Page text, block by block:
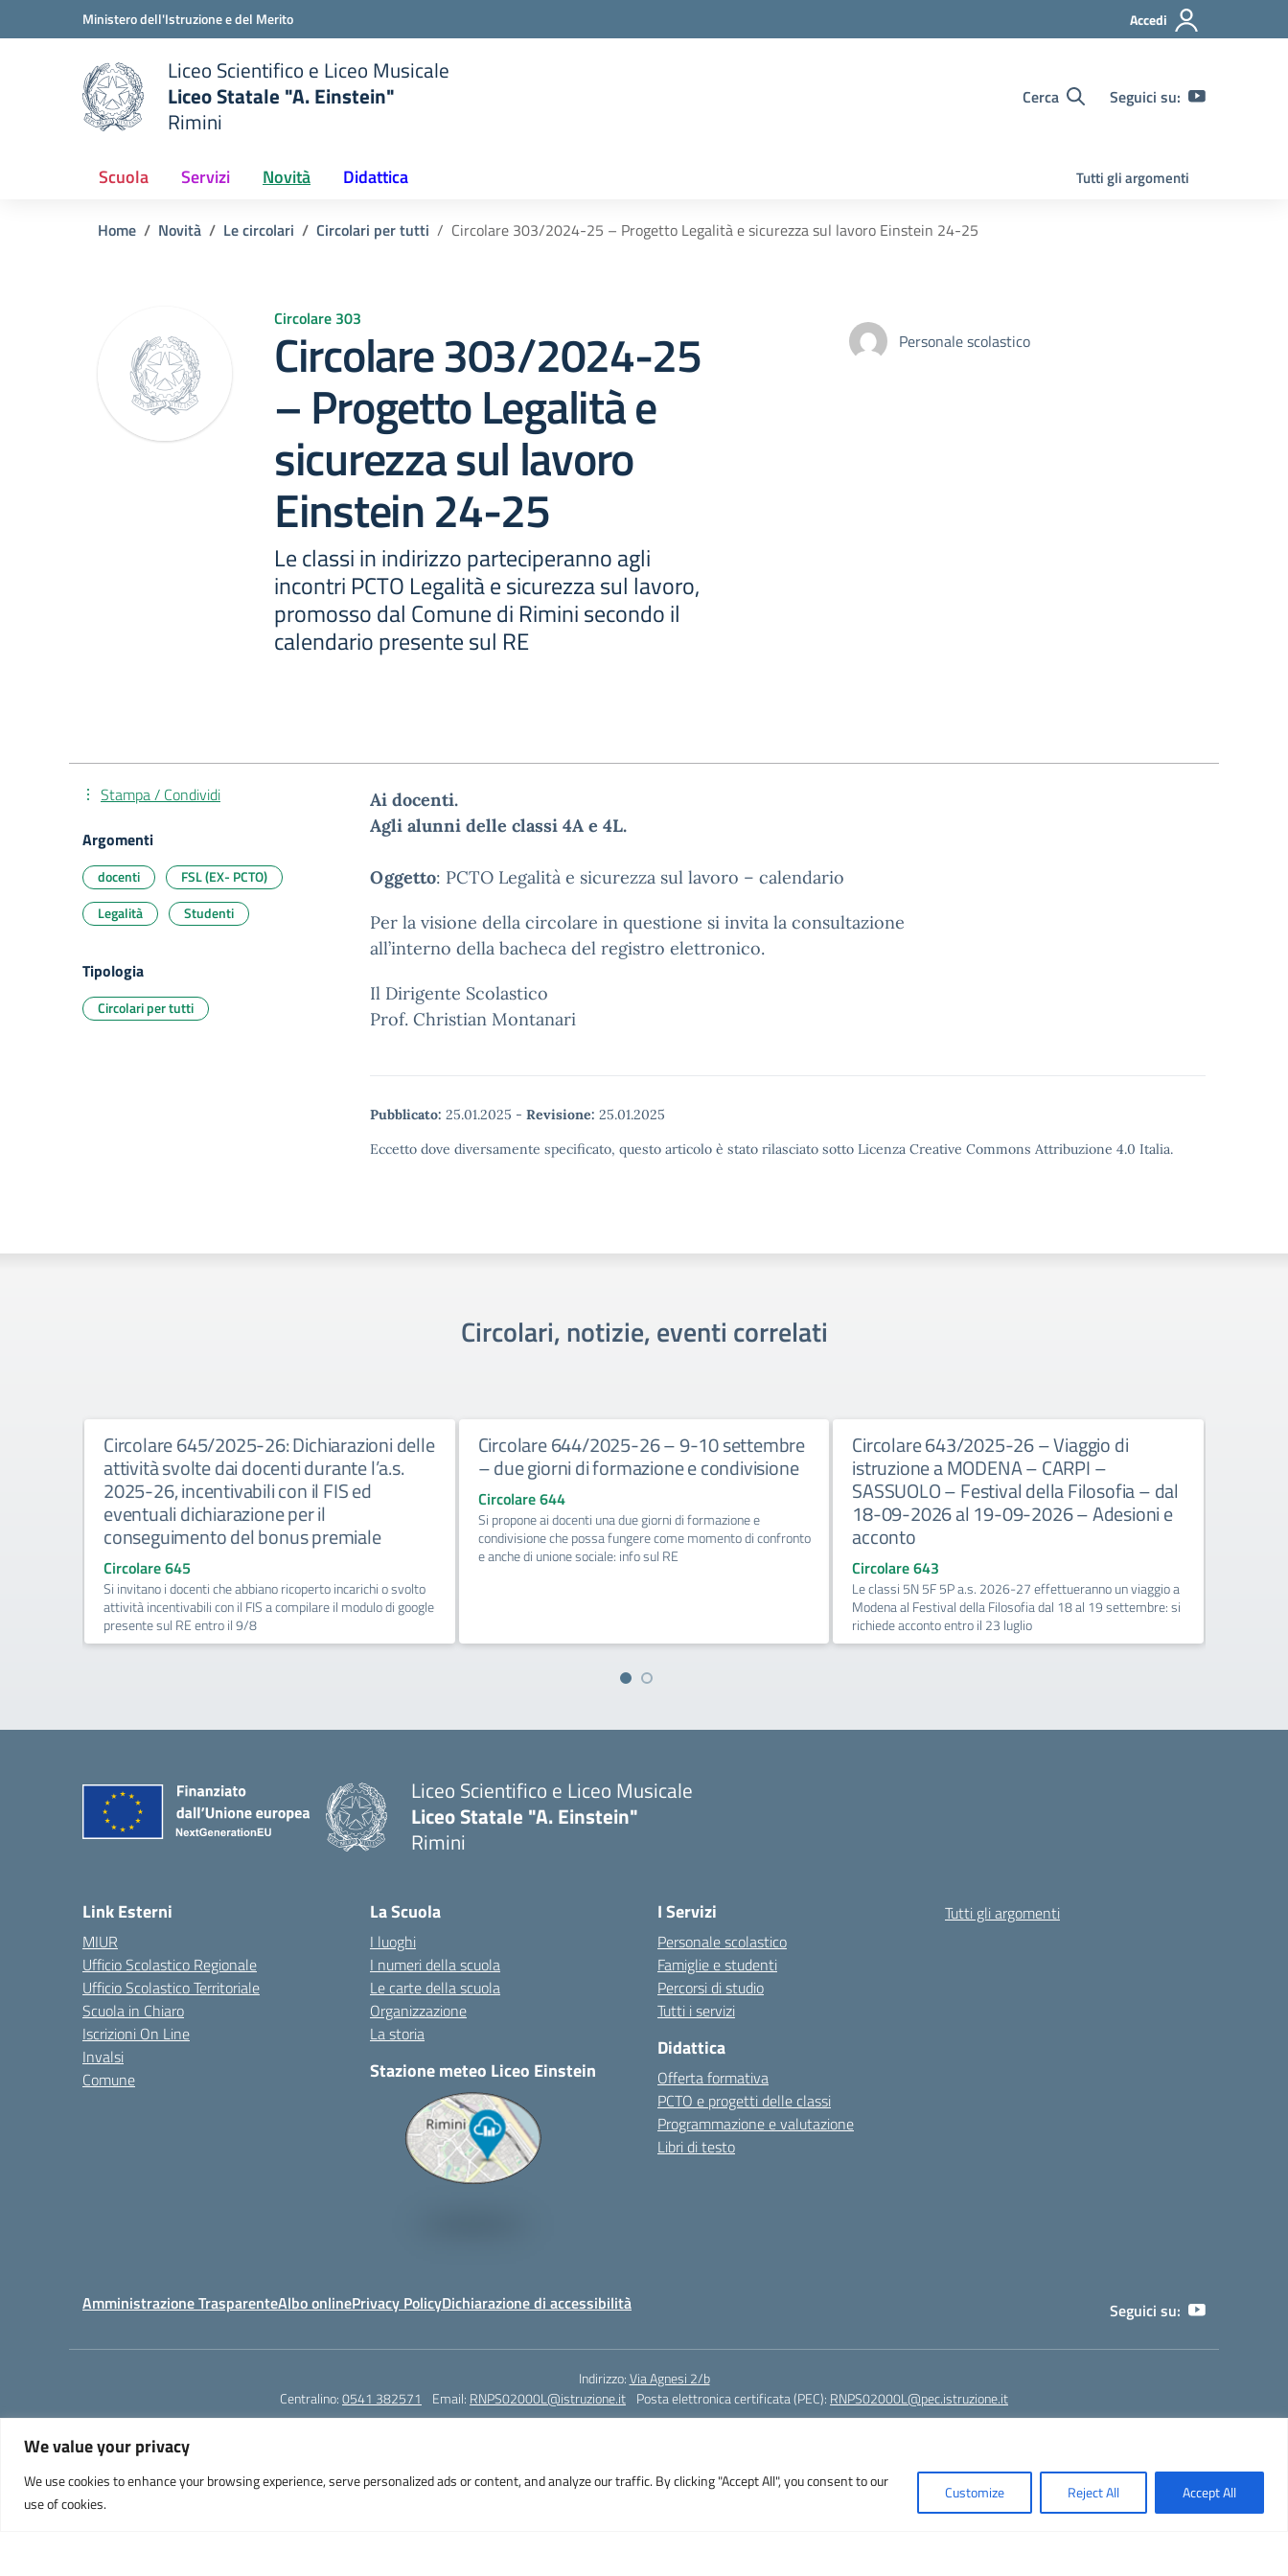
We value your privacy
We use cookies to enhance your browsing experience, serve personalized ads or content, and analyze our traffic. By clicking "Accept All", you consent to our
use of cookies.
Customize Reject All Accept All
Vai ai contenuti
Vai al menu di navigazioneMinistero dell'Istruzione e del Merito Accedi
scuola
Liceo Scientifico e Liceo Musicale
Liceo Statale "A. Einstein"
Rimini
Cerca Seguici su:
Scuola Servizi Novità Didattica Tutti gli argomenti
Home Novità Le circolari Circolari per tutti Circolare 303/2024-25 – Progetto Legalità e sicurezza sul lavoro Einstein 24-25
Circolare 303
Circolare 303/2024-25
– Progetto Legalità e
sicurezza sul lavoro
Einstein 24-25
Le classi in indirizzo parteciperanno agli
incontri PCTO Legalità e sicurezza sul lavoro,
promosso dal Comune di Rimini secondo il
calendario presente sul RE
Personale scolastico
Ai docenti.
Agli alunni delle classi 4A e 4L.
Oggetto: PCTO Legalità e sicurezza sul lavoro – calendario
Per la visione della circolare in questione si invita la consultazione
all’interno della bacheca del registro elettronico.
Il Dirigente Scolastico
Prof. Christian Montanari
Pubblicato: 25.01.2025 - Revisione: 25.01.2025
Eccetto dove diversamente specificato, questo articolo è stato rilasciato sotto Licenza Creative Commons Attribuzione 4.0 Italia.
Stampa / Condividi
Argomenti
docenti
FSL (EX- PCTO)
Legalità
Studenti
Tipologia
Circolari per tutti
Circolari, notizie, eventi correlati
Circolare 645/2025-26: Dichiarazioni delle
attività svolte dai docenti durante l’a.s.
2025-26, incentivabili con il FIS ed
eventuali dichiarazione per il
conseguimento del bonus premiale
Circolare 645
Si invitano i docenti che abbiano ricoperto incarichi o svolto
attività incentivabili con il FIS a compilare il modulo di google
presente sul RE entro il 9/8
Circolare 644/2025-26 – 9-10 settembre
– due giorni di formazione e condivisione
Circolare 644
Si propone ai docenti una due giorni di formazione e
condivisione che possa fungere come momento di confronto
e anche di unione sociale: info sul RE
Circolare 643/2025-26 – Viaggio di
istruzione a MODENA – CARPI –
SASSUOLO – Festival della Filosofia – dal
18-09-2026 al 19-09-2026 – Adesioni e
acconto
Circolare 643
Le classi 5N 5F 5P a.s. 2026-27 effettueranno un viaggio a
Modena al Festival della Filosofia dal 18 al 19 settembre: si
richiede acconto entro il 23 luglio
Liceo Scientifico e Liceo Musicale
Liceo Statale "A. Einstein"
Rimini
Link Esterni
MIUR
Ufficio Scolastico Regionale
Ufficio Scolastico Territoriale
Scuola in Chiaro
Iscrizioni On Line
Invalsi
Comune
La Scuola
I luoghi
I numeri della scuola
Le carte della scuola
Organizzazione
La storia
Stazione meteo Liceo Einstein
I Servizi
Personale scolastico
Famiglie e studenti
Percorsi di studio
Tutti i servizi
Didattica
Offerta formativa
PCTO e progetti delle classi
Programmazione e valutazione
Libri di testo
Tutti gli argomenti
Amministrazione TrasparenteAlbo onlinePrivacy PolicyDichiarazione di accessibilità Seguici su:
Indirizzo:Via Agnesi 2/b
Centralino:0541 382571 Email: RNPS02000L@istruzione.it Posta elettronica certificata (PEC): RNPS02000L@pec.istruzione.it
Liceo Scientifico e Musicale "A. Einstein" - Via Agnesi 2/b - 47923 Rimini - Tel. +39 0541 382571 – Fax +39 0541 381636 E-mail: RNPS02000L@istruzione.it - segreteria@liceoeinstein.it -